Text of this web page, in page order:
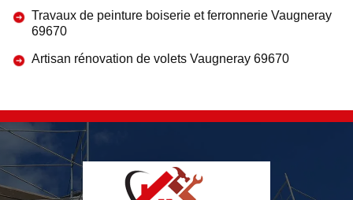
Travaux de peinture boiserie et ferronnerie Vaugneray
69670
Artisan rénovation de volets Vaugneray 69670